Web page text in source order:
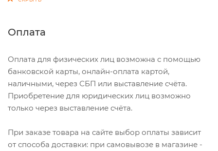
Оплата
Оплата для физических лиц возможна с помощью
банковской карты, онлайн-оплата картой,
наличными, через СБП или выставление счёта.
Приобретение для юридических лиц возможно
только через выставление счёта.
При заказе товара на сайте выбор оплаты зависит
от способа доставки: при самовывозе в магазине -